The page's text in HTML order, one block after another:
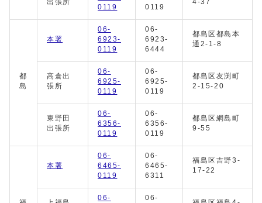
出張所
0119
0119
4-37
都
島
本署
06-
6923-
0119
06-
6923-
6444
都島区都島本
通2-1-8
高倉出
張所
06-
6925-
0119
06-
6925-
0119
都島区友渕町
2-15-20
東野田
出張所
06-
6356-
0119
06-
6356-
0119
都島区網島町
9-55
本署
06-
6465-
0119
06-
6465-
6311
福島区吉野3-
17-22
06-
06-